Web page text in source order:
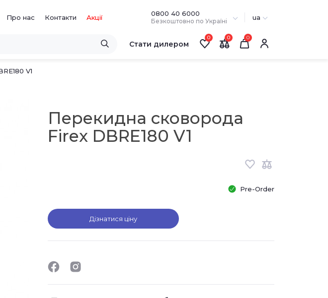
Про нас Контакти Акції 0800 40 6000
Безкоштовно по Україні ua
Стати дилером
0 0
V1
Перекидна сковорода
Firex DBRE180 V1
Pre-Order
Дізнатися ціну